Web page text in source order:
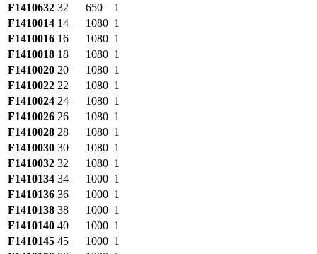
F1410632 32 650
1
F1410014 14 1080 1
F1410016 16 1080 1
F1410018 18 1080 1
F1410020 20 1080 1
F1410022 22 1080 1
F1410024 24 1080 1
F1410026 26 1080 1
F1410028 28 1080 1
F1410030 30 1080 1
F1410032 32 1080 1
F1410134 34 1000 1
F1410136 36 1000 1
F1410138 38 1000 1
F1410140 40 1000 1
F1410145 45 1000 1